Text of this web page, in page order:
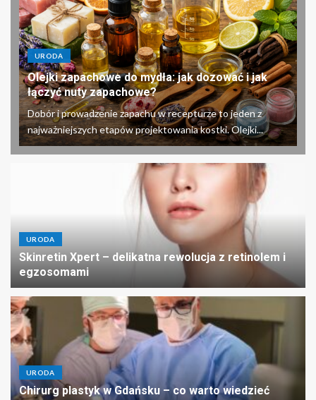
URODA
Olejki zapachowe do mydła: jak dozować i jak
łączyć nuty zapachowe?
Dobór i prowadzenie zapachu w recepturze to jeden z
najważniejszych etapów projektowania kostki. Olejki...
URODA
Skinretin Xpert – delikatna rewolucja z retinolem i
egzosomami
URODA
Chirurg plastyk w Gdańsku – co warto wiedzieć